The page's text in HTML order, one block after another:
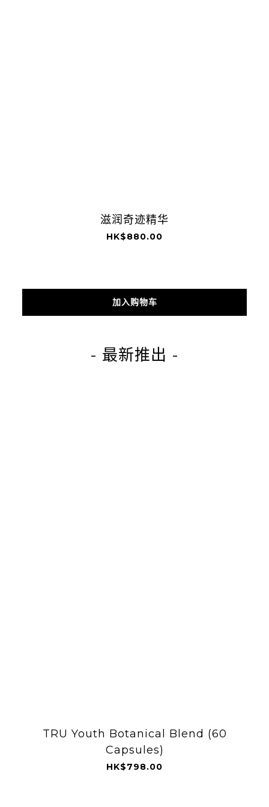
滋润奇迹精华
HK$880.00
加入购物车
- 最新推出 -
TRU Youth Botanical Blend (60
Capsules)
HK$798.00